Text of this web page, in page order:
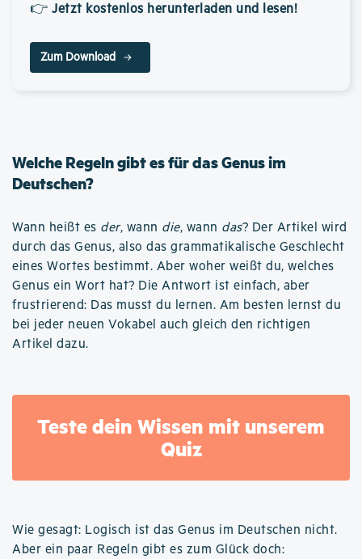
👉 Jetzt kostenlos herunterladen und lesen!
Zum Download
Welche Regeln gibt es für das Genus im
Deutschen?
Wann heißt es der, wann die, wann das? Der Artikel wird
durch das Genus, also das grammatikalische Geschlecht
eines Wortes bestimmt. Aber woher weißt du, welches
Genus ein Wort hat? Die Antwort ist einfach, aber
frustrierend: Das musst du lernen. Am besten lernst du
bei jeder neuen Vokabel auch gleich den richtigen
Artikel dazu.
Teste dein Wissen mit unserem
Quiz
Wie gesagt: Logisch ist das Genus im Deutschen nicht.
Aber ein paar Regeln gibt es zum Glück doch: